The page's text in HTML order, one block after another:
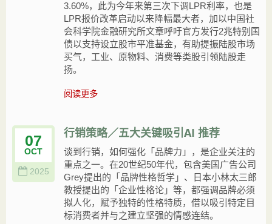
3.60%，此为今年来第三次下调LPR利率，也是
LPR报价改革启动以来降幅最大者，加以中国社
会科学院金融研究所文章呼吁官方发行2兆特别国
债以支持设立股市平准基金，有助提振陆股市场
买气，工业、原物料、消费等类股引领陆股走
扬。
阅读更多
07
OCT
2025
行销策略／五大关键吸引AI 推荐
谈到行销，如何强化「品牌力」，是企业关注的
重点之一。在20世纪50年代，包含美国广告公司
Grey提出的「品牌性格哲学」、日本小林太三郎
教授提出的「企业性格论」等，都强调品牌必须
拟人化，赋予独特的性格特质，借以吸引特定目
标消费者并与之建立坚强的情感连结。